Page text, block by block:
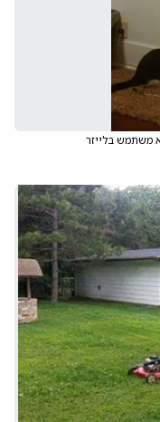
משתמש בלייזר